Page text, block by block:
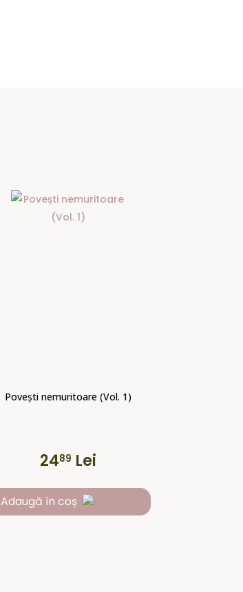
Povești nemuritoare (Vol. 1)
2489 Lei
Adaugă în coș